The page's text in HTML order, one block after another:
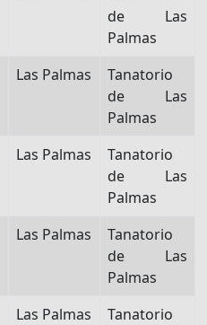
de Las
Palmas
Las Palmas
Tanatorio
de Las
Palmas
Las Palmas
Tanatorio
de Las
Palmas
Las Palmas
Tanatorio
de Las
Palmas
Las Palmas
Tanatorio